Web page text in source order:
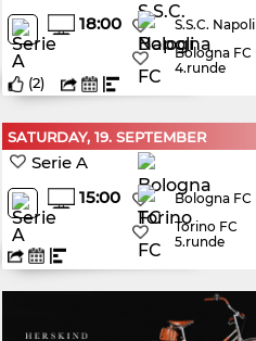
18:00
S.S.C. Napoli
Bologna FC
4.runde
(2)
SATURDAY, 19. SEPTEMBER
Serie A
15:00
Bologna FC
Torino FC
5.runde